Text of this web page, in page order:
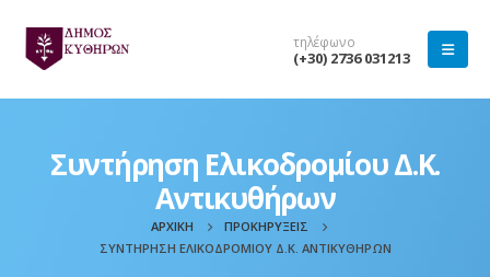
τηλέφωνο
(+30) 2736 031213
Συντήρηση Ελικοδρομίου Δ.Κ.
Αντικυθήρων
ΑΡΧΙΚΉ
ΠΡΟΚΗΡΎΞΕΙΣ
ΣΥΝΤΉΡΗΣΗ ΕΛΙΚΟΔΡΟΜΊΟΥ Δ.Κ. ΑΝΤΙΚΥΘΉΡΩΝ